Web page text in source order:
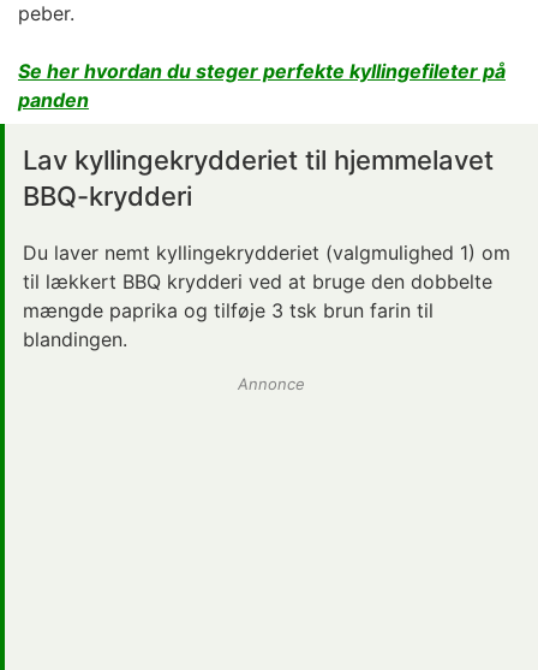
peber.
Se her hvordan du steger perfekte kyllingefileter på
panden
Lav kyllingekrydderiet til hjemmelavet
BBQ-krydderi
Du laver nemt kyllingekrydderiet (valgmulighed 1) om
til lækkert BBQ krydderi ved at bruge den dobbelte
mængde paprika og tilføje 3 tsk brun farin til
blandingen.
Annonce